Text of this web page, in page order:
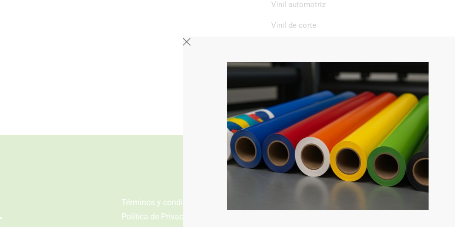
Vinil automotriz
Vinil de corte
Vinil textil
Términos y condiciones
Política de Privacidad